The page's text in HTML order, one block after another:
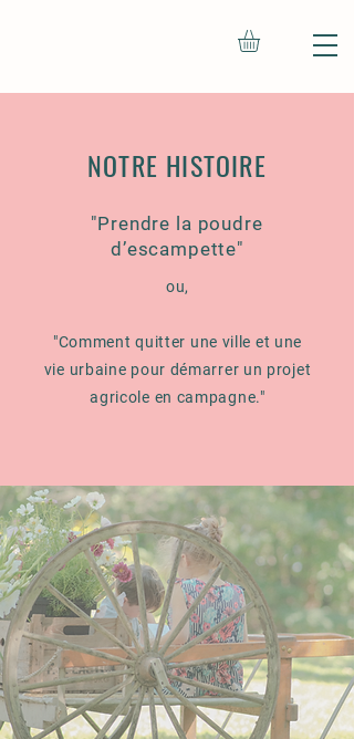
NOTRE HISTOIRE
"Prendre la poudre
d’escampette"
​ou,
"Comment quitter une ville et une
vie urbaine pour démarrer un projet
agricole en campagne."